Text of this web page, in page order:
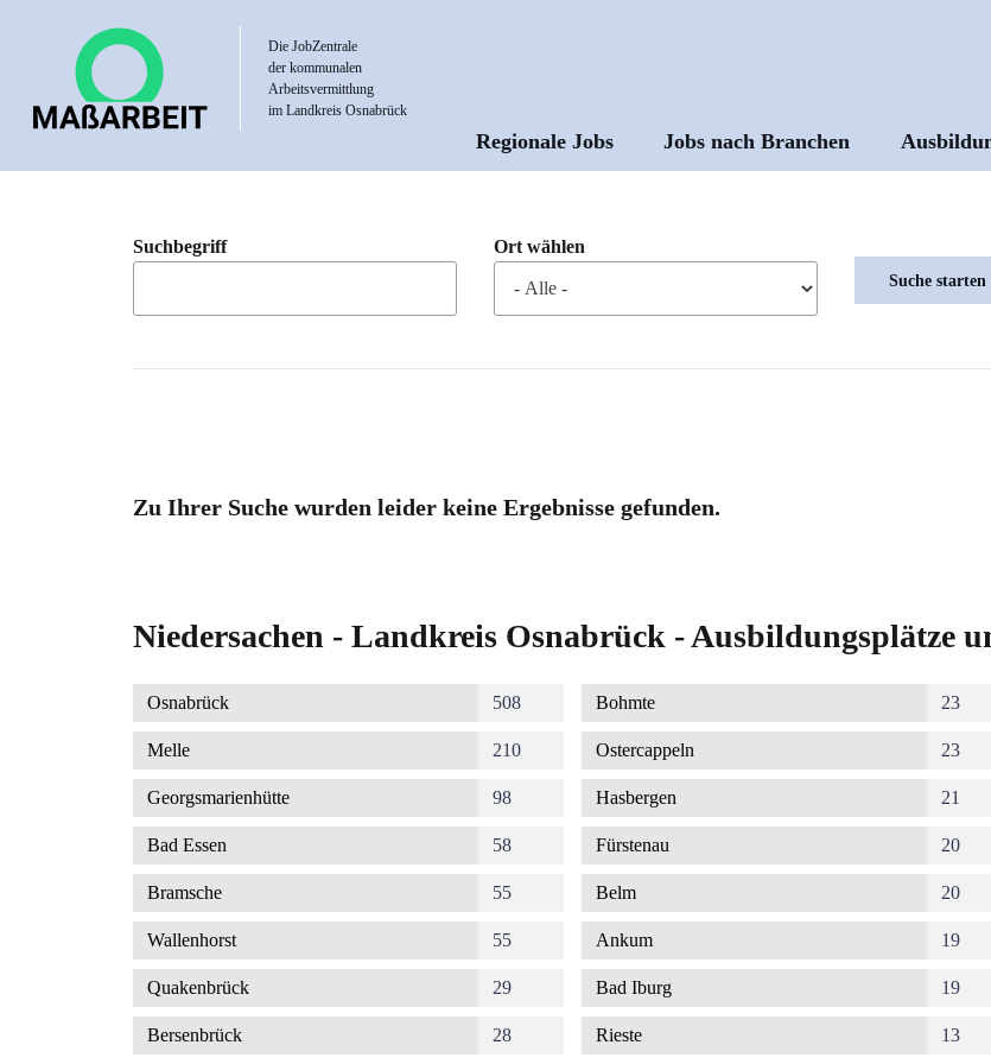
Die JobZentrale
der kommunalen
Arbeitsvermittlung
im Landkreis Osnabrück
Hauptnavigation
Regionale Jobs Jobs nach Branchen
Suchbegriff Ort wählen
Zu Ihrer Suche wurden leider keine Ergebnisse gefunden.
Niedersachen - Landkreis Osnabrück - Ausbildungsplätze
Osnabrück 508
Melle 210
Georgsmarienhütte 98
Bad Essen 58
Bramsche 55
Wallenhorst 55
Quakenbrück 29
Bersenbrück 28
Bohmte 23
Ostercappeln 23
Hasbergen 21
Fürstenau 20
Belm 20
Ankum 19
Bad Iburg 19
Rieste 13